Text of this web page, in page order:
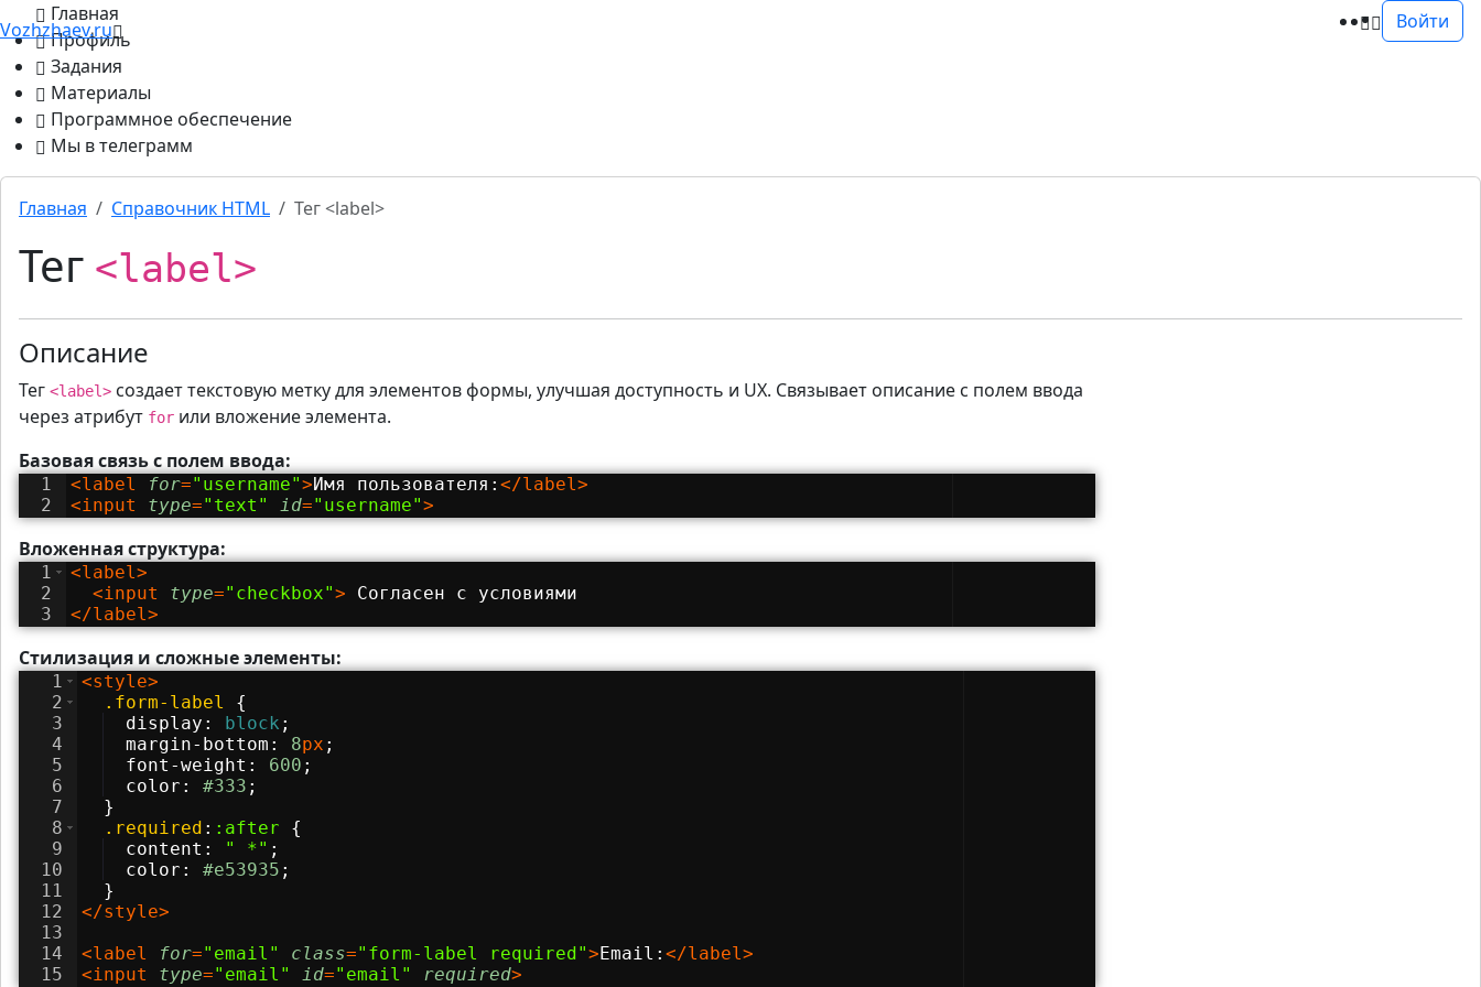
Vozhzhaev.ru Войти
Главная
Профиль
Задания
Материалы
Программное обеспечение
Мы в телеграмм
Главная Cправочник HTML Тег <label>
Тег <label>
Описание
Тег <label> создает текстовую метку для элементов формы, улучшая доступность и UX. Связывает описание с полем ввода
через атрибут for или вложение элемента.
Базовая связь с полем ввода:
1
2
<label for="username">Имя пользователя: </label>
<input type="text" id="username">
Вложенная структура:
1
2
3
<label>
<input type="checkbox"> Согласен с условиями
</label>
Стилизация и сложные элементы:
1
2
3
4
5
6
7
8
9
10
11
12
13
14
15
<style>
.form-label
{
display : block ;
margin-bottom : 8px ;
font-weight : 600 ;
color : #333 ;
}
.required : :after
{
content : " *" ;
color : #e53935 ;
}
</style>
<label for="email" class="form-label required"> Email: </label>
<input type="email" id="email" required>